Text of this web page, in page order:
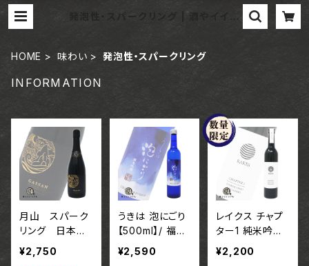
発泡性・スパークリング | 酒やイイジ
HOME 味わい 発泡性・スパークリング
INFORMATION
月山 スパーク
リング 日本
酒 cloud【72
0ml】/ 島根 吉
¥2,750
うきは 泡にごり
【500ml】/ 福
岡 株式会社い
そのさわ
¥2,590
レイクス チャプ
ター1 純米吟
醸 おりがらみ
/ 佐賀 合資会社
¥2,200